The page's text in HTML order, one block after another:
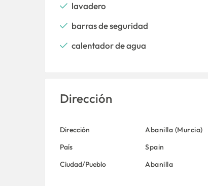
lavadero
barras de seguridad
calentador de agua
Dirección
Dirección
Abanilla (Murcia)
País
Spain
Ciudad/Pueblo
Abanilla